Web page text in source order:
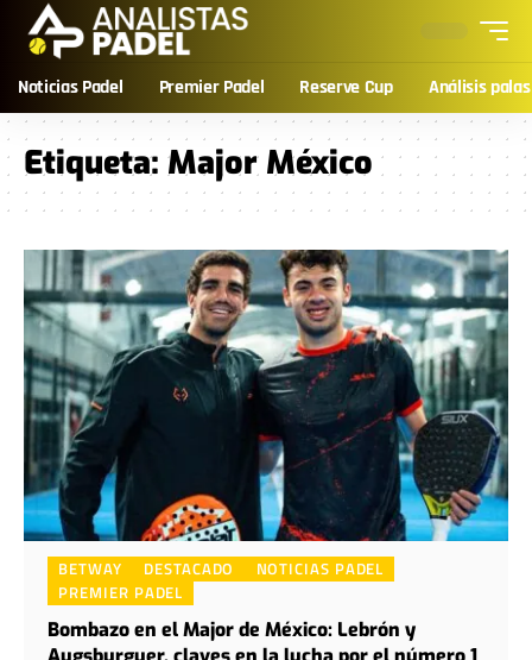
Noticias Padel Premier Padel Reserve Cup Análisis palas
Etiqueta: Major México
BETWAY DESTACADO
NOTICIAS PADEL
PREMIER PADEL
Bombazo en el Major de México: Lebrón y